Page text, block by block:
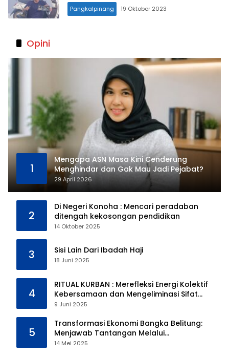
Pangkalpinang 19 Oktober 2023
Opini
1
Mengapa ASN Masa Kini Cenderung
Menghindar dan Gak Mau Jadi Pejabat?
29 April 2026
2
Di Negeri Konoha : Mencari peradaban
ditengah kekosongan pendidikan
14 Oktober 2025
3 Sisi Lain Dari Ibadah Haji
18 Juni 2025
4
RITUAL KURBAN : Merefleksi Energi Kolektif
Kebersamaan dan Mengeliminasi Sifat
Kebinatangan Manusia
9 Juni 2025
5
Transformasi Ekonomi Bangka Belitung:
Menjawab Tantangan Melalui
Pengelolaan Sumber Daya Alam yang
14 Mei 2025